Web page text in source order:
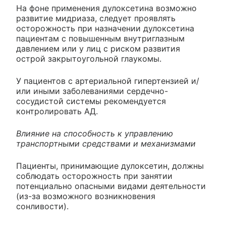
На фоне применения дулоксетина возможно
развитие мидриаза, следует проявлять
осторожность при назначении дулоксетина
пациентам с повышенным внутриглазным
давлением или у лиц с риском развития
острой закрытоугольной глаукомы.
У пациентов с артериальной гипертензией и/
или иными заболеваниями сердечно-
сосудистой системы рекомендуется
контролировать АД.
Влияние на способность к управлению
транспортными средствами и механизмами
Пациенты, принимающие дулоксетин, должны
соблюдать осторожность при занятии
потенциально опасными видами деятельности
(из-за возможного возникновения
сонливости).